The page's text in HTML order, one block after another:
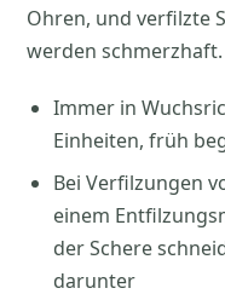
Ohren, und verfilzte
werden schmerzhaft.
Immer in
Einheiten, früh
Bei Verfilzungen
einem
der Schere
darunter